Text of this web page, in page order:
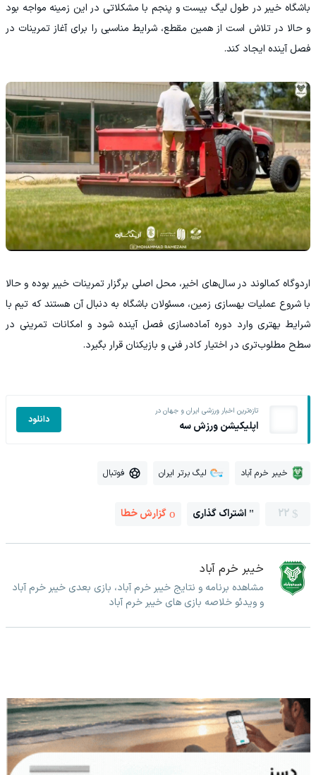
باشگاه خیبر در طول لیگ بیست و پنجم با مشکلاتی در این زمینه مواجه بود
و حالا در تلاش است از همین مقطع، شرایط مناسبی را برای آغاز تمرینات در
فصل آینده ایجاد کند.
اردوگاه کمالوند در سال‌های اخیر، محل اصلی برگزار تمرینات خیبر بوده و حالا
با شروع عملیات بهسازی زمین، مسئولان باشگاه به دنبال آن هستند که تیم با
شرایط بهتری وارد دوره آماده‌سازی فصل آینده شود و امکانات تمرینی در
سطح مطلوب‌تری در اختیار کادر فنی و بازیکنان قرار بگیرد.
تازه‌ترین اخبار ورزشی ایران و جهان در
اپلیکیشن ورزش سه دانلود
خیبر خرم آباد لیگ برتر ایران فوتبال
22 اشتراک گذاری گزارش خطا
خیبر خرم آباد
مشاهده برنامه و نتایج خیبر خرم آباد، بازی بعدی خیبر خرم آباد
و ویدئو خلاصه بازی های خیبر خرم آباد